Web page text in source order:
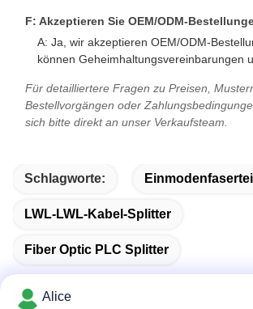
F: Akzeptieren Sie OEM/ODM-
A: Ja, wir akzeptieren OEM/ODM-
können Geheimhaltungsvereinbarungen
Für detailliertere Fragen zu Preisen,
Bestellvorgängen oder
sich bitte direkt an unser Verkaufsteam.
Schlagworte:
LWL-LWL-Kabel-Splitter
Fiber Optic PLC Splitter
Alice